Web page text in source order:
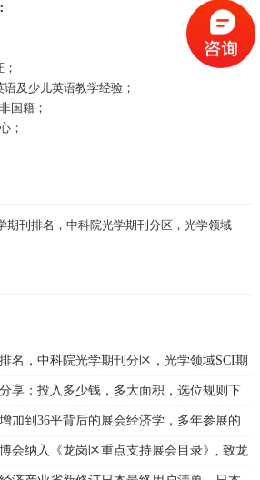
及少儿英语教学经验；
国籍；
；
期刊排名，中科院光学期刊分区，光学领域
名，中科院光学期刊分区，光学领域SCI期
享：投入多少钱，多大面积，选位规则下
加到36平背后的展会经济学，多年参展的
可降低销售成本
会纳入《龙岗区重点支持展会目录》, 致龙